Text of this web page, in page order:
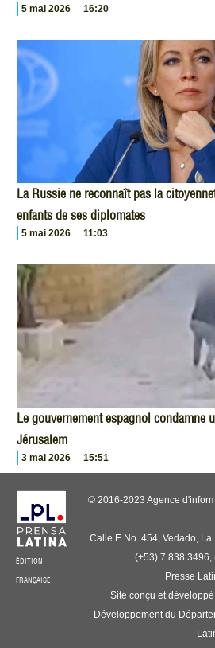
5 mai 2026 16:20
La Russie ne reconnaît pas la
enfants de ses diplomates
5 mai 2026 11:03
Le gouvernement espagnol condamne
Jérusalem
3 mai 2026 15:51
ÉDITION
FRANÇAISE
© 2016-2023 Agence
Calle E No. 454, Vedado,
(+53) 7 838 3496,
Presse
Site conçu et
Développement du